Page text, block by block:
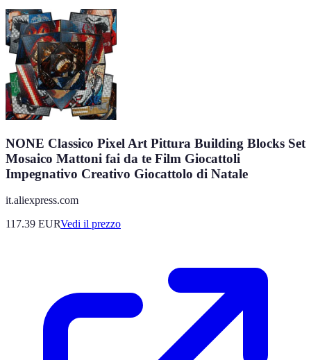
NONE Classico Pixel Art Pittura Building Blocks Set
Mosaico Mattoni fai da te Film Giocattoli
Impegnativo Creativo Giocattolo di Natale
it.aliexpress.com
117.39 EURVedi il prezzo